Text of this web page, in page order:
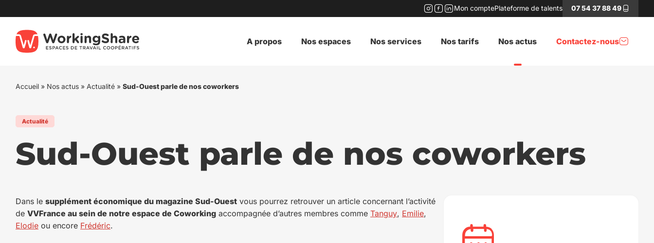
au
contenu
Instagram
Facebook
LinkedIn
Mon comptePlateforme de talents 07 54 37 88 49
A propos Nos espaces Nos services Nos tarifs Nos actus Contactez-nous
Accueil » Nos actus » Actualité » Sud-Ouest parle de nos coworkers
Actualité
Sud-Ouest parle de nos coworkers
Dans le supplément économique du magazine Sud-Ouest vous pourrez retrouver un article concernant l’activité
de VVFrance au sein de notre espace de Coworking accompagnée d’autres membres comme Tanguy, Emilie,
Elodie ou encore Frédéric.